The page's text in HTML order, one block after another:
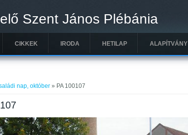
Szent János Plébánia
CIKKEK IRODA HETILAP ALAPÍTVÁNY
nap, október » PA 100107